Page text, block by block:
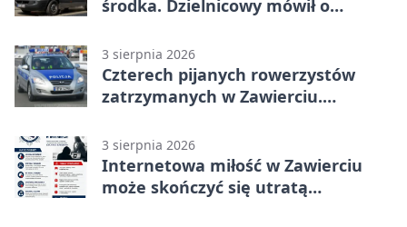
środka. Dzielnicowy mówił o
3 sierpnia 2026
Czterech pijanych rowerzystów
zatrzymanych w Zawierciu.
3 sierpnia 2026
Internetowa miłość w Zawierciu
może skończyć się utratą